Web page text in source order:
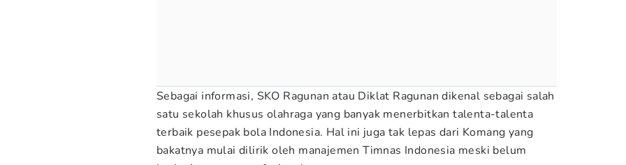
Sebagai informasi, SKO Ragunan atau Diklat Ragunan dikenal sebagai salah
satu sekolah khusus olahraga yang banyak menerbitkan talenta-talenta
terbaik pesepak bola Indonesia. Hal ini juga tak lepas dari Komang yang
bakatnya mulai dilirik oleh manajemen Timnas Indonesia meski belum